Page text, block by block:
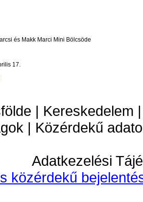
és Makk Marci Mini Bölcsöde
17.
| Kereskedelem
| Közérdekű
Adatkezelési
közérdekű